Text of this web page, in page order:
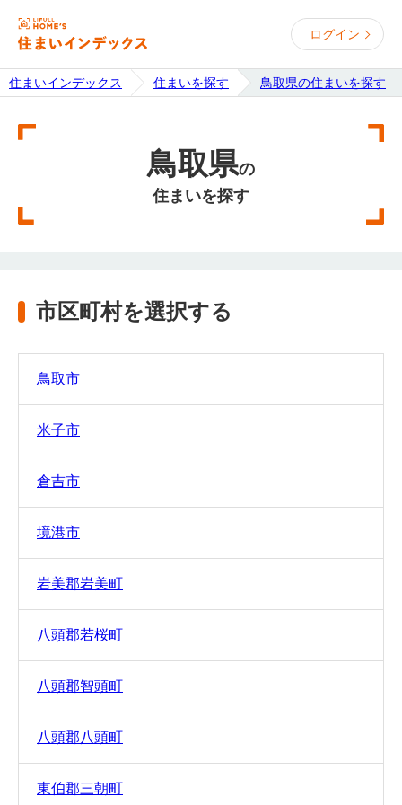
ログイン
住まいインデックス 住まいを探す 鳥取県の住まいを探す
鳥取県の
住まいを探す
市区町村を選択する
鳥取市
米子市
倉吉市
境港市
岩美郡岩美町
八頭郡若桜町
八頭郡智頭町
八頭郡八頭町
東伯郡三朝町